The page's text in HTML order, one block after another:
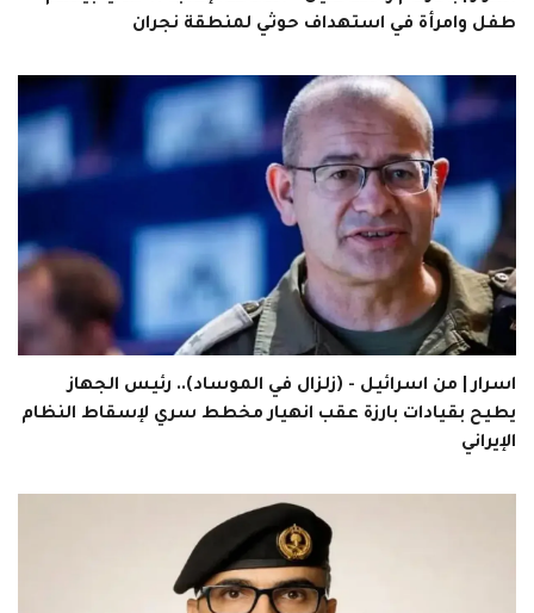
طفل وامرأة في استهداف حوثي لمنطقة نجران
اسرار | من اسرائيل - (زلزال في الموساد).. رئيس الجهاز
يطيح بقيادات بارزة عقب انهيار مخطط سري لإسقاط النظام
الإيراني